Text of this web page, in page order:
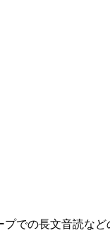
での長文音読な